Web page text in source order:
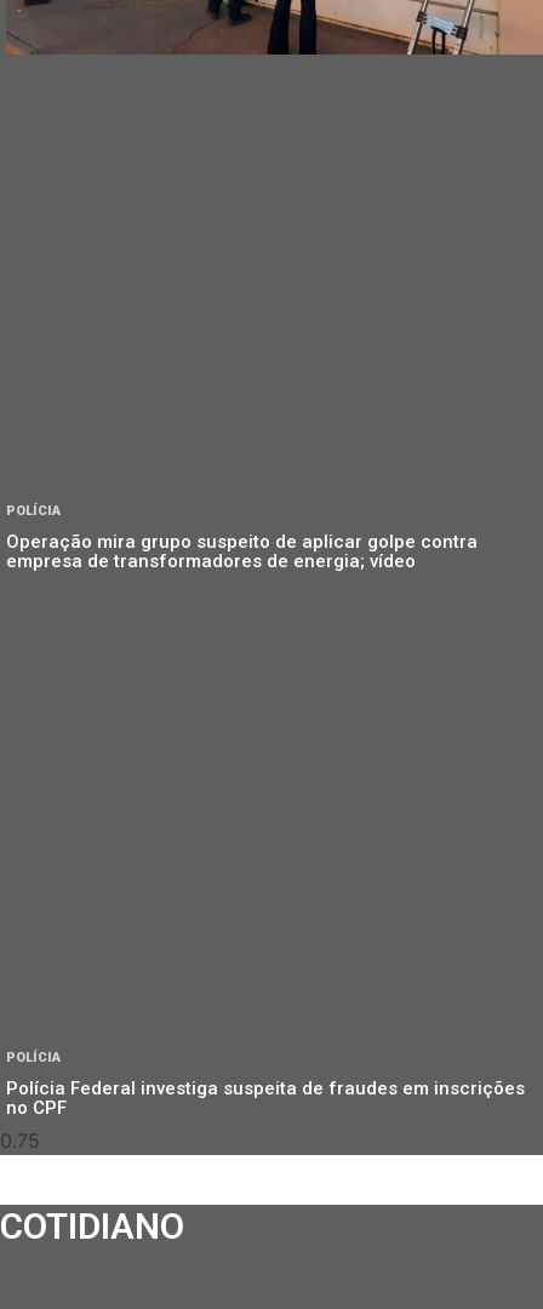
POLÍCIA
Operação mira grupo suspeito de aplicar golpe contra
empresa de transformadores de energia; vídeo
POLÍCIA
Polícia Federal investiga suspeita de fraudes em inscrições
no CPF
COTIDIANO